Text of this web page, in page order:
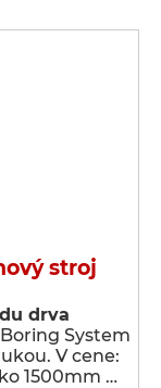
stroj
drva
System
V cene:
1500mm …